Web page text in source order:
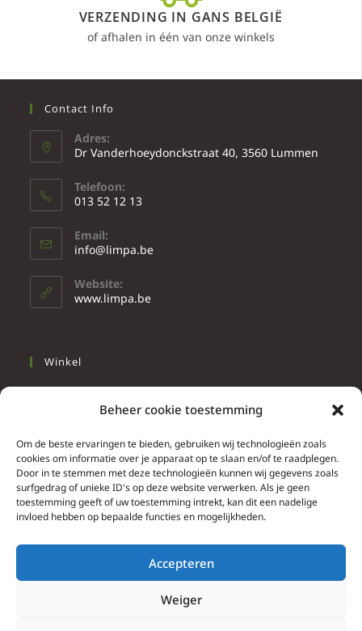
Beheer cookie toestemming
Om de beste ervaringen te bieden, gebruiken wij technologieën zoals
cookies om informatie over je apparaat op te slaan en/of te raadplegen.
Door in te stemmen met deze technologieën kunnen wij gegevens zoals
surfgedrag of unieke ID's op deze website verwerken. Als je geen
toestemming geeft of uw toestemming intrekt, kan dit een nadelige
invloed hebben op bepaalde functies en mogelijkheden.
Accepteren
Weiger
VERZENDING IN GANS BELGIË
of afhalen in één van onze winkels
Contact Info
Adres:
Dr Vanderhoeydonckstraat 40, 3560 Lummen
Telefoon:
013 52 12 13
Email:
info@limpa.be
Website:
www.limpa.be
Winkel
Wonen
Info
Contacteer ons